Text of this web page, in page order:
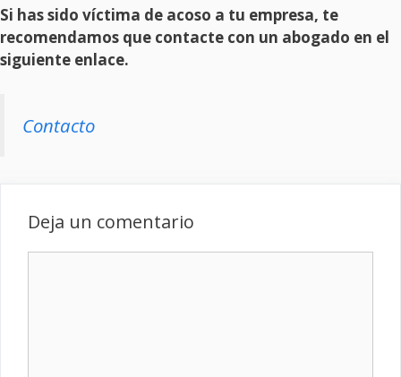
Si has sido víctima de acoso a tu empresa, te
recomendamos que contacte con un abogado en el
siguiente enlace.
Contacto
Deja un comentario